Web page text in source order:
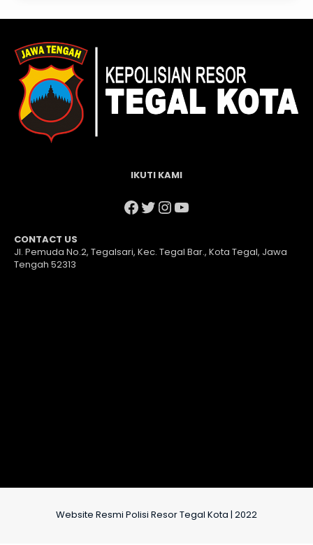
IKUTI KAMI
Facebook
Twitter
Instagram
YouTube
CONTACT US
Jl. Pemuda No.2, Tegalsari, Kec. Tegal Bar., Kota Tegal, Jawa
Tengah 52313
Website Resmi Polisi Resor Tegal Kota | 2022